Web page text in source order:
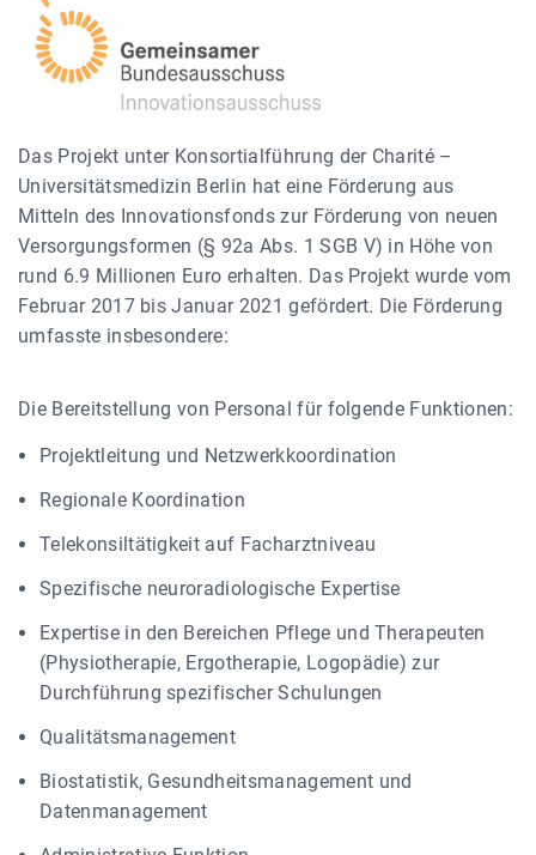
Das Projekt unter Konsortialführung der Charité –
Universitätsmedizin Berlin hat eine Förderung aus
Mitteln des Innovationsfonds zur Förderung von neuen
Versorgungsformen (§ 92a Abs. 1 SGB V) in Höhe von
rund 6.9 Millionen Euro erhalten. Das Projekt wurde vom
Februar 2017 bis Januar 2021 gefördert. Die Förderung
umfasste insbesondere:
Die Bereitstellung von Personal für folgende Funktionen:
Projektleitung und Netzwerkkoordination
Regionale Koordination
Telekonsiltätigkeit auf Facharztniveau
Spezifische neuroradiologische Expertise
Expertise in den Bereichen Pflege und Therapeuten
(Physiotherapie, Ergotherapie, Logopädie) zur
Durchführung spezifischer Schulungen
Qualitätsmanagement
Biostatistik, Gesundheitsmanagement und
Datenmanagement